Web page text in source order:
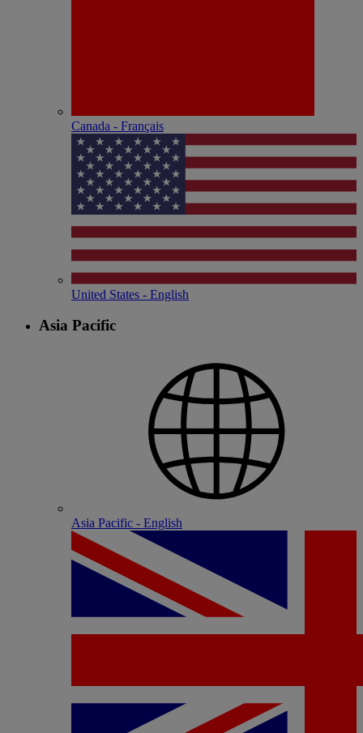
Canada - Français
United States - English
Asia Pacific
Asia Pacific - English